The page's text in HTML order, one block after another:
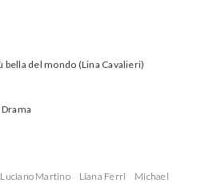
bella del mondo (Lina Cavalieri)
Luciano Martino Liana Ferri
Michael